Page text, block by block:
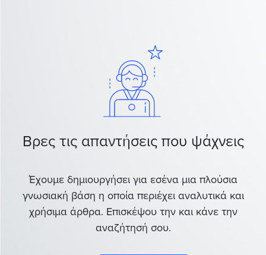
Βρες τις απαντήσεις που ψάχνεις
Έχουμε δημιουργήσει για εσένα μια πλούσια
γνωσιακή βάση η οποία περιέχει αναλυτικά και
χρήσιμα άρθρα. Επισκέψου την και κάνε την
αναζήτησή σου.